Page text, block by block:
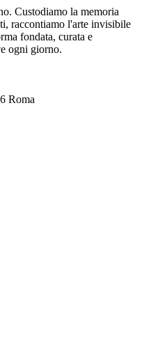
Custodiamo la memoria
raccontiamo l'arte invisibile
fondata, curata e
ogni giorno.
Roma